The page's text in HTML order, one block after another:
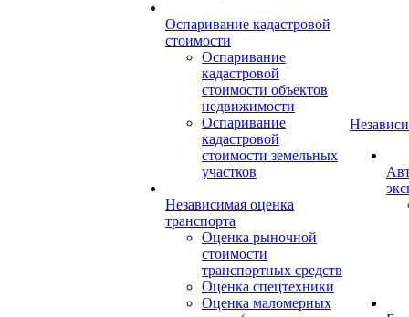
Оспаривание кадастровой
стоимости
Оспаривание
кадастровой
стоимости объектов
недвижимости
Оспаривание
кадастровой
стоимости земельных
участков
Независимая оценка
транспорта
Оценка рыночной
стоимости
транспортных средств
Оценка спецтехники
Оценка маломерных